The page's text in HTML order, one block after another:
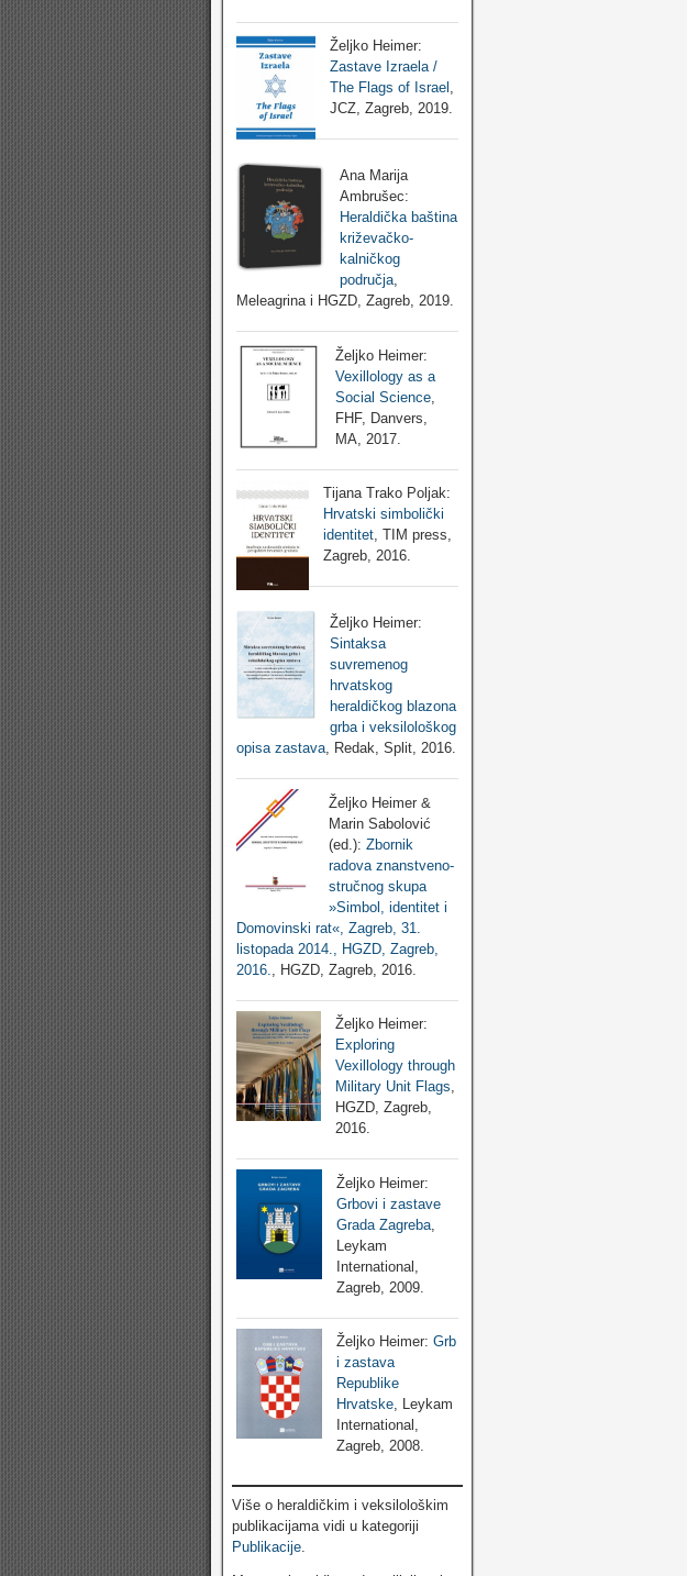
Željko Heimer:
Zastave Izraela /
The Flags of Israel ,
JCZ, Zagreb, 2019.
Ana Marija
Ambrušec:
Heraldička baština
križevačko-
kalničkog
područja,
Meleagrina i HGZD, Zagreb, 2019.
Željko Heimer:
Vexillology as a
Social Science
FHF, Danvers,
MA, 2017.
Tijana Trako Poljak:
Hrvatski simbolički
identitet, TIM press,
Zagreb, 2016.
Željko Heimer:
Sintaksa
suvremenog
hrvatskog
heraldičkog blazona
grba i veksilološkog
opisa zastava, Redak, Split, 2016.
Željko Heimer &
Marin Sabolović
(ed.): Zbornik
radova znanstveno-
stručnog skupa
»Simbol, identitet i
Domovinski rat«, Zagreb, 31.
listopada 2014., HGZD, Zagreb,
2016.
, HGZD, Zagreb, 2016.
Željko Heimer:
Exploring
Vexillology through
Military Unit Flags,
HGZD, Zagreb,
2016.
Željko Heimer:
Grbovi i zastave
Grada Zagreba
Leykam
International,
Zagreb, 2009.
Željko Heimer:Grb
i zastava
Republike
Hrvatske, Leykam
International,
Zagreb, 2008.
Više o heraldičkim i veksilološkim
publikacijama vidi u kategoriji
Publikacije